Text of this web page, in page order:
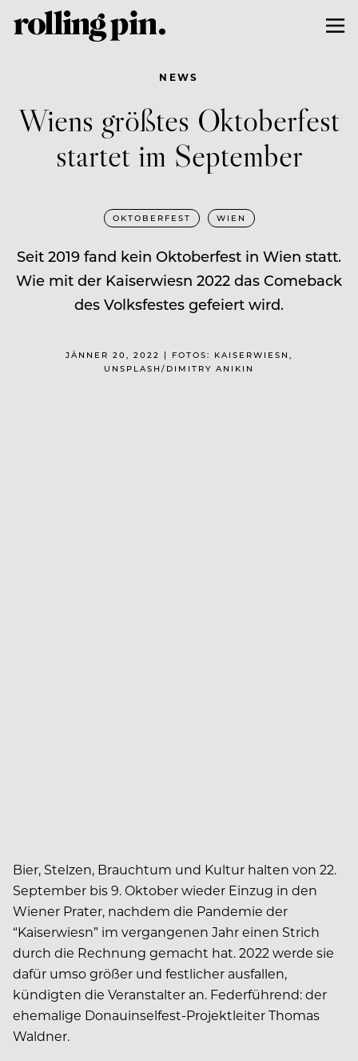
NEWS
Wiens größtes Oktoberfest
startet im September
OKTOBERFEST WIEN
Seit 2019 fand kein Oktoberfest in Wien statt.
Wie mit der Kaiserwiesn 2022 das Comeback
des Volksfestes gefeiert wird.
JÄNNER 20, 2022 | FOTOS: KAISERWIESN,
UNSPLASH/DIMITRY ANIKIN
Bier, Stelzen, Brauchtum und Kultur halten von 22.
September bis 9. Oktober wieder Einzug in den
Wiener Prater, nachdem die Pandemie der
“Kaiserwiesn” im vergangenen Jahr einen Strich
durch die Rechnung gemacht hat. 2022 werde sie
dafür umso größer und festlicher ausfallen,
kündigten die Veranstalter an. Federführend: der
ehemalige Donauinselfest-Projektleiter Thomas
Waldner.